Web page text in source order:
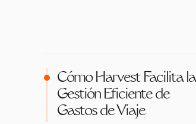
Cómo Harvest Facilita la
Gestión Eficiente de
Gastos de Viaje